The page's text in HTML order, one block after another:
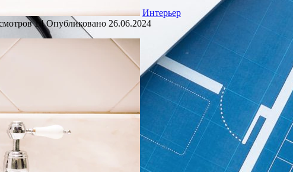
Интерьер
14 Опубликовано 26.06.2024